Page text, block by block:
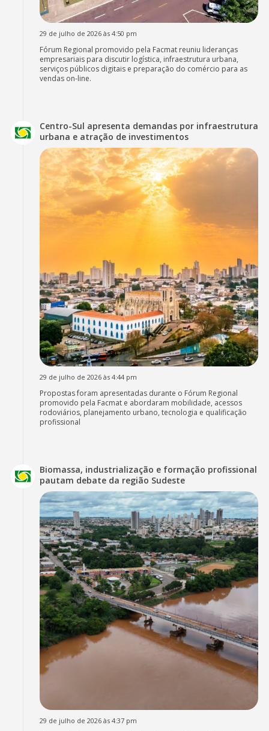
29 de julho de 2026 às 4:50 pm
Fórum Regional promovido pela Facmat reuniu lideranças
empresariais para discutir logística, infraestrutura urbana,
serviços públicos digitais e preparação do comércio para as
vendas on-line.
Centro-Sul apresenta demandas por infraestrutura
urbana e atração de investimentos
29 de julho de 2026 às 4:44 pm
Propostas foram apresentadas durante o Fórum Regional
promovido pela Facmat e abordaram mobilidade, acessos
rodoviários, planejamento urbano, tecnologia e qualificação
profissional
Biomassa, industrialização e formação profissional
pautam debate da região Sudeste
29 de julho de 2026 às 4:37 pm